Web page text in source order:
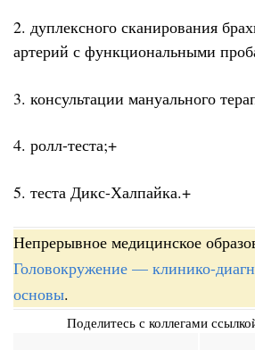
2. дуплексного сканирования
артерий с функциональными
3. консультации мануального
4. ролл-теста;+
5. теста Дикс-Халпайка.+
Непрерывное медицинское
Головокружение — клинико-
основы.
Поделитесь с коллегами